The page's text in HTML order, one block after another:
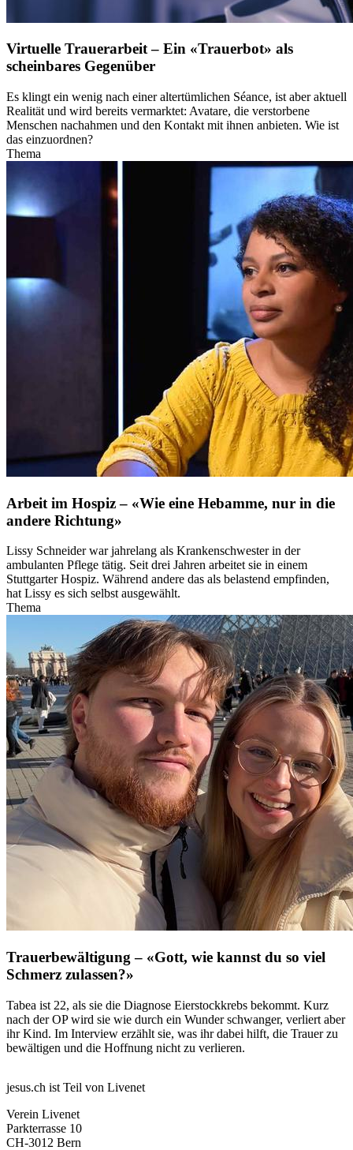
Virtuelle Trauerarbeit – Ein «Trauerbot» als
scheinbares Gegenüber
Es klingt ein wenig nach einer altertümlichen Séance, ist aber aktuell
Realität und wird bereits vermarktet: Avatare, die verstorbene
Menschen nachahmen und den Kontakt mit ihnen anbieten. Wie ist
das einzuordnen?
Thema
Arbeit im Hospiz – «Wie eine Hebamme, nur in die
andere Richtung»
Lissy Schneider war jahrelang als Krankenschwester in der
ambulanten Pflege tätig. Seit drei Jahren arbeitet sie in einem
Stuttgarter Hospiz. Während andere das als belastend empfinden,
hat Lissy es sich selbst ausgewählt.
Thema
Trauerbewältigung – «Gott, wie kannst du so viel
Schmerz zulassen?»
Tabea ist 22, als sie die Diagnose Eierstockkrebs bekommt. Kurz
nach der OP wird sie wie durch ein Wunder schwanger, verliert aber
ihr Kind. Im Interview erzählt sie, was ihr dabei hilft, die Trauer zu
bewältigen und die Hoffnung nicht zu verlieren.
jesus.ch ist Teil von Livenet
Verein Livenet
Parkterrasse 10
CH-3012 Bern